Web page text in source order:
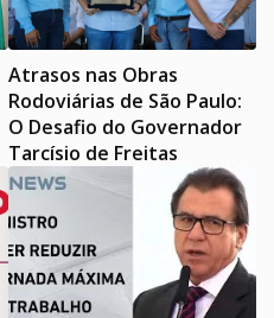
Atrasos nas Obras
Rodoviárias de São Paulo:
O Desafio do Governador
Tarcísio de Freitas